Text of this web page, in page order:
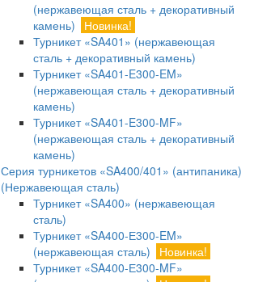
(нержавеющая сталь + декоративный
камень)
Новинка!
Турникет «SA401» (нержавеющая
сталь + декоративный камень)
Турникет «SA401-E300-EM»
(нержавеющая сталь + декоративный
камень)
Турникет «SA401-E300-MF»
(нержавеющая сталь + декоративный
камень)
Серия турникетов «SA400/401» (антипаника)
(Нержавеющая сталь)
Турникет «SA400» (нержавеющая
сталь)
Турникет «SA400-Е300-EM»
(нержавеющая сталь)
Новинка!
Турникет «SA400-Е300-MF»